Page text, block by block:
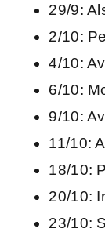
29/9:
2/10:
4/10:
6/10:
9/10:
11/10:
18/10:
20/10:
23/10: